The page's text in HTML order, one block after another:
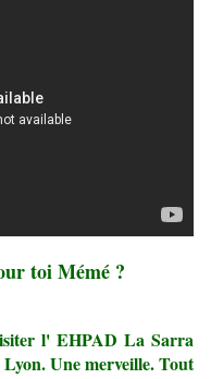
toi Mémé ?
l' EHPAD La Sarra
Une merveille. Tout